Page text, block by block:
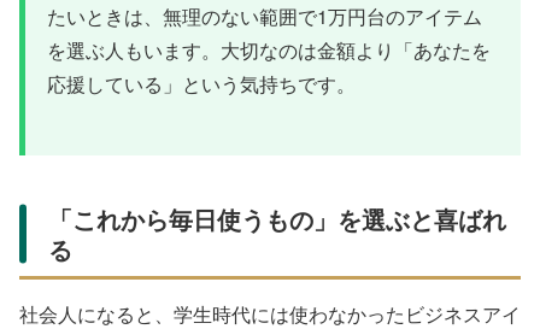
たいときは、無理のない範囲で1万円台のアイテム
を選ぶ人もいます。大切なのは金額より「あなたを
応援している」という気持ちです。
「これから毎日使うもの」を選ぶと喜ばれ
る
社会人になると、学生時代には使わなかったビジネスアイ